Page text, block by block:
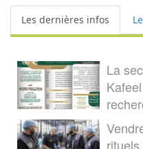
Les dernières infos
La